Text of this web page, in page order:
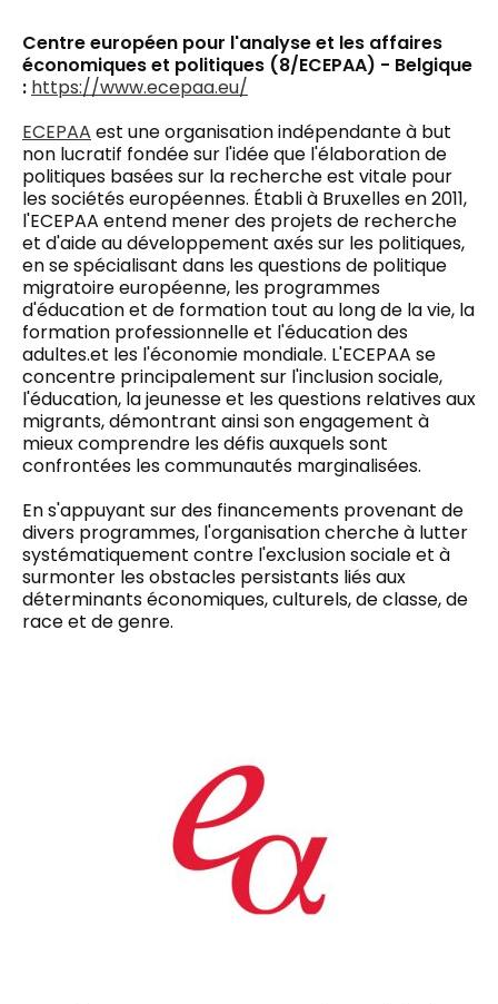
Centre européen pour l'analyse et les affaires
économiques et politiques (8/ECEPAA) - Belgique
: https://www.ecepaa.eu/
ECEPAA est une organisation indépendante à but
non lucratif fondée sur l'idée que l'élaboration de
politiques basées sur la recherche est vitale pour
les sociétés européennes. Établi à Bruxelles en 2011,
l'ECEPAA entend mener des projets de recherche
et d'aide au développement axés sur les politiques,
en se spécialisant dans les questions de politique
migratoire européenne, les programmes
d'éducation et de formation tout au long de la vie, la
formation professionnelle et l'éducation des
adultes.et les l'économie mondiale. L'ECEPAA se
concentre principalement sur l'inclusion sociale,
l'éducation, la jeunesse et les questions relatives aux
migrants, démontrant ainsi son engagement à
mieux comprendre les défis auxquels sont
confrontées les communautés marginalisées.
En s'appuyant sur des financements provenant de
divers programmes, l'organisation cherche à lutter
systématiquement contre l'exclusion sociale et à
surmonter les obstacles persistants liés aux
déterminants économiques, culturels, de classe, de
race et de genre.